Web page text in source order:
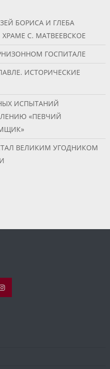
БОРИСА И ГЛЕБА
С. МАТВЕЕВСКОЕ
ГОСПИТАЛЕ
ИСТОРИЧЕСКИЕ
ИСПЫТАНИЙ
«ПЕВЧИЙ
ВЕЛИКИМ УГОДНИКОМ